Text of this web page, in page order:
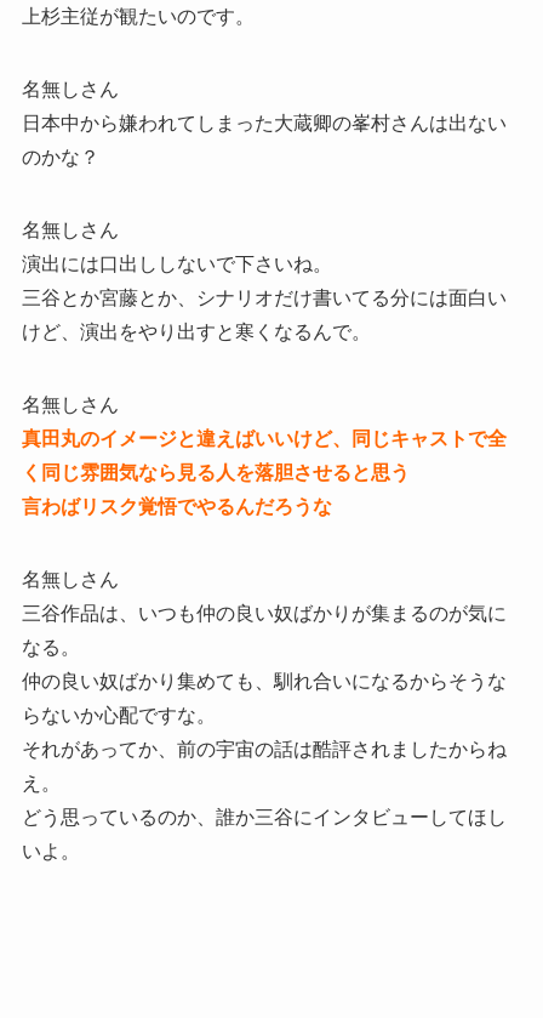
上杉主従が観たいのです。
名無しさん
日本中から嫌われてしまった大蔵卿の峯村さんは出ない
のかな？
名無しさん
演出には口出ししないで下さいね。
三谷とか宮藤とか、シナリオだけ書いてる分には面白い
けど、演出をやり出すと寒くなるんで。
名無しさん
真田丸のイメージと違えばいいけど、同じキャストで全
く同じ雰囲気なら見る人を落胆させると思う
言わばリスク覚悟でやるんだろうな
名無しさん
三谷作品は、いつも仲の良い奴ばかりが集まるのが気に
なる。
仲の良い奴ばかり集めても、馴れ合いになるからそうな
らないか心配ですな。
それがあってか、前の宇宙の話は酷評されましたからね
え。
どう思っているのか、誰か三谷にインタビューしてほし
いよ。